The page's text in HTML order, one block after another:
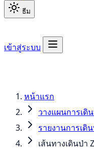
ธีม
เข้าสู่ระบบ
หน้าแรก
วางแผนการเดิ
รายงานการเดิ
เส้นทางเดินป่า